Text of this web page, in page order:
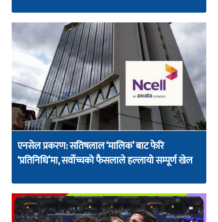
एनसेल प्रकरण: सतिषलाल ‘मालिक’ बाट फेरि
‘प्रतिनिधि’मा, सर्वोच्चको फैसलाले हल्लायो सम्पूर्ण खेल